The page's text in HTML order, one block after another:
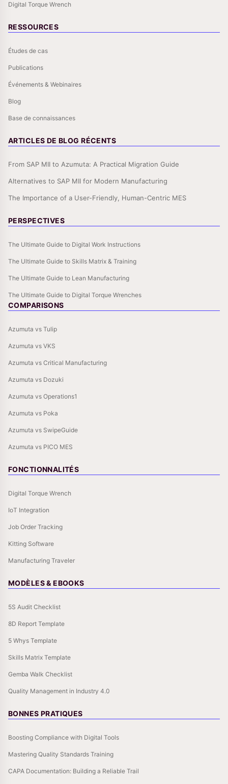
Digital Torque Wrench
RESSOURCES
Études de cas
Publications
Événements & Webinaires
Blog
Base de connaissances
ARTICLES DE BLOG RÉCENTS
From SAP MII to Azumuta: A Practical Migration Guide
Alternatives to SAP MII for Modern Manufacturing
The Importance of a User-Friendly, Human-Centric MES
PERSPECTIVES
The Ultimate Guide to Digital Work Instructions
The Ultimate Guide to Skills Matrix & Training
The Ultimate Guide to Lean Manufacturing
The Ultimate Guide to Digital Torque Wrenches
COMPARISONS
Azumuta vs Tulip
Azumuta vs VKS
Azumuta vs Critical Manufacturing
Azumuta vs Dozuki
Azumuta vs Operations1
Azumuta vs Poka
Azumuta vs SwipeGuide
Azumuta vs PICO MES
FONCTIONNALITÉS
Digital Torque Wrench
IoT Integration
Job Order Tracking
Kitting Software
Manufacturing Traveler
MODÈLES & EBOOKS
5S Audit Checklist
8D Report Template
5 Whys Template
Skills Matrix Template
Gemba Walk Checklist
Quality Management in Industry 4.0
BONNES PRATIQUES
Boosting Compliance with Digital Tools
Mastering Quality Standards Training
CAPA Documentation: Building a Reliable Trail